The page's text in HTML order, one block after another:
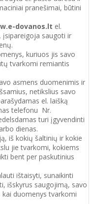
pranešimai, būtini
dovanos.lt el.
įsipareigoja saugoti ir
kuriuos jis savo
tvarkomi remiantis
asmens duomenimis ir
netikslius savo
el. laišką
telefonu Nr.
turi įgyvendinti
dienas.
iš kokių šaltinių ir kokie
jie tvarkomi, kokiems
bent per paskutinius
ištaisyti, sunaikinti
išskyrus saugojimą, savo
duomenys tvarkomi